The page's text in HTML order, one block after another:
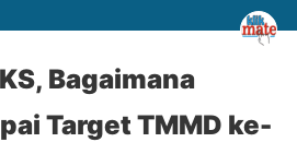
Bagaimana
Target TMMD ke-